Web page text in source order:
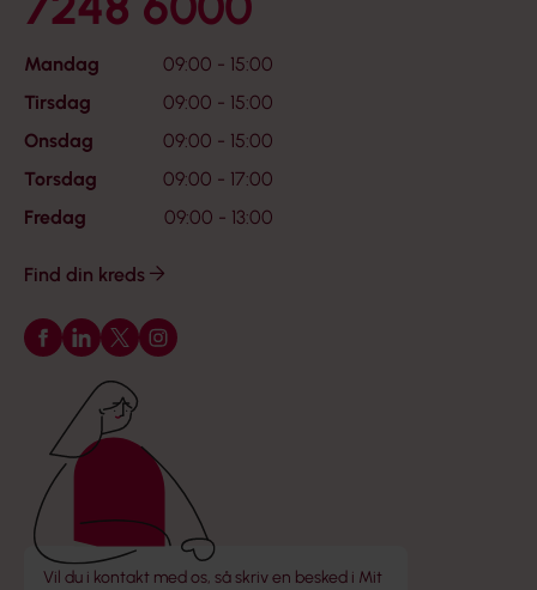
Mandag
09:00 - 15:00
Tirsdag
09:00 - 15:00
Onsdag
09:00 - 15:00
Torsdag
09:00 - 17:00
Fredag
09:00 - 13:00
Find din kreds
Følg os på Facebook
Følg os på LinkedIn
Følg os på X
Følg os på Instagram
Vil du i kontakt med os, så skriv en besked i Mit